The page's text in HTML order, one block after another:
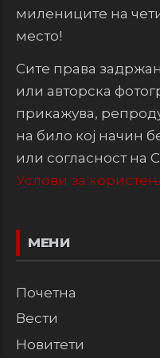
милениците на
место!
Сите права
или авторска
прикажува,
на било кој начин
или согласност на
Услови за
МЕНИ
Почетна
Вести
Новитети